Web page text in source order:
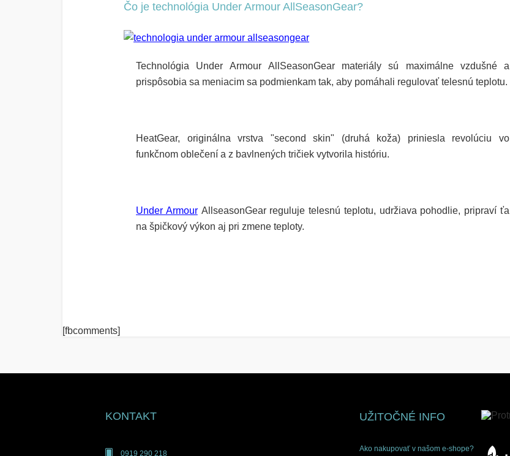
Čo je technológia Under Armour AllSeasonGear?
Technológia Under ArmourAllSeasonGearmateriály sú maximálne vzdušné a
prispôsobia sa meniacim sa podmienkam tak, aby pomáhali regulovať telesnú teplotu.
HeatGear, originálna vrstva "second skin" (druhá koža) priniesla revolúciu vo
funkčnom oblečení a z bavlnených tričiek vytvorila históriu.
Under Armour AllseasonGearreguluje telesnú teplotu, udržiava pohodlie, pripraví ťa
na špičkový výkon aj pri zmene teploty.
[fbcomments]
KONTAKT
0919 290 218
UŽITOČNÉ INFO
Ako nakupovať v našom e-shope?